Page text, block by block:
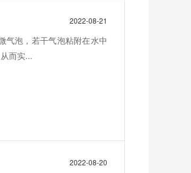
2022-08-21
泡，若干气泡粘附在水中
而实...
2022-08-20